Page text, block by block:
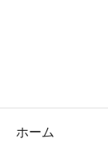
ホーム